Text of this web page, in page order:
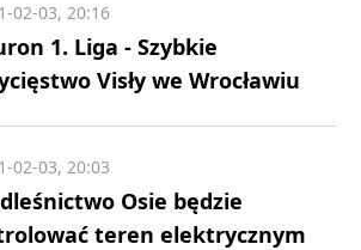
1. Liga - Szybkie
Visły we Wrocławiu
02-03, 20:16
Osie będzie
teren elektrycznym
02-03, 20:03